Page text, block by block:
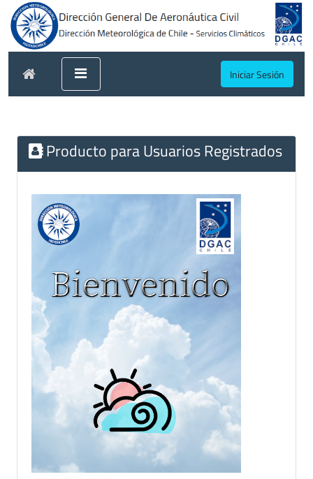
Iniciar Sesión
Producto para Usuarios Registrados